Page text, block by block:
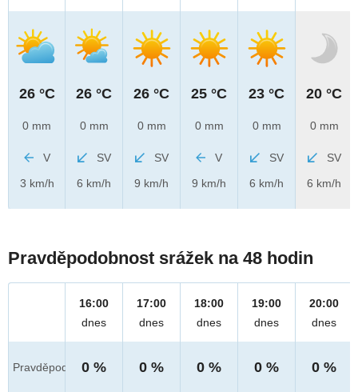
26 °C
0 mm
V
3 km/h
26 °C
0 mm
SV
6 km/h
26 °C
0 mm
SV
9 km/h
25 °C
0 mm
V
9 km/h
23 °C
0 mm
SV
6 km/h
20 °C
0 mm
SV
6 km/h
Pravděpodobnost srážek na 48 hodin
Pravděpod.
16:00
dnes
0 %
17:00
dnes
0 %
18:00
dnes
0 %
19:00
dnes
0 %
20:00
dnes
0 %